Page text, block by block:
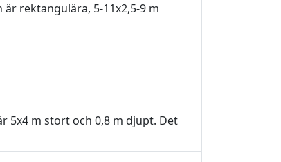
är rektangulära, 5-11x2,5-9 m
5x4 m stort och 0,8 m djupt. Det